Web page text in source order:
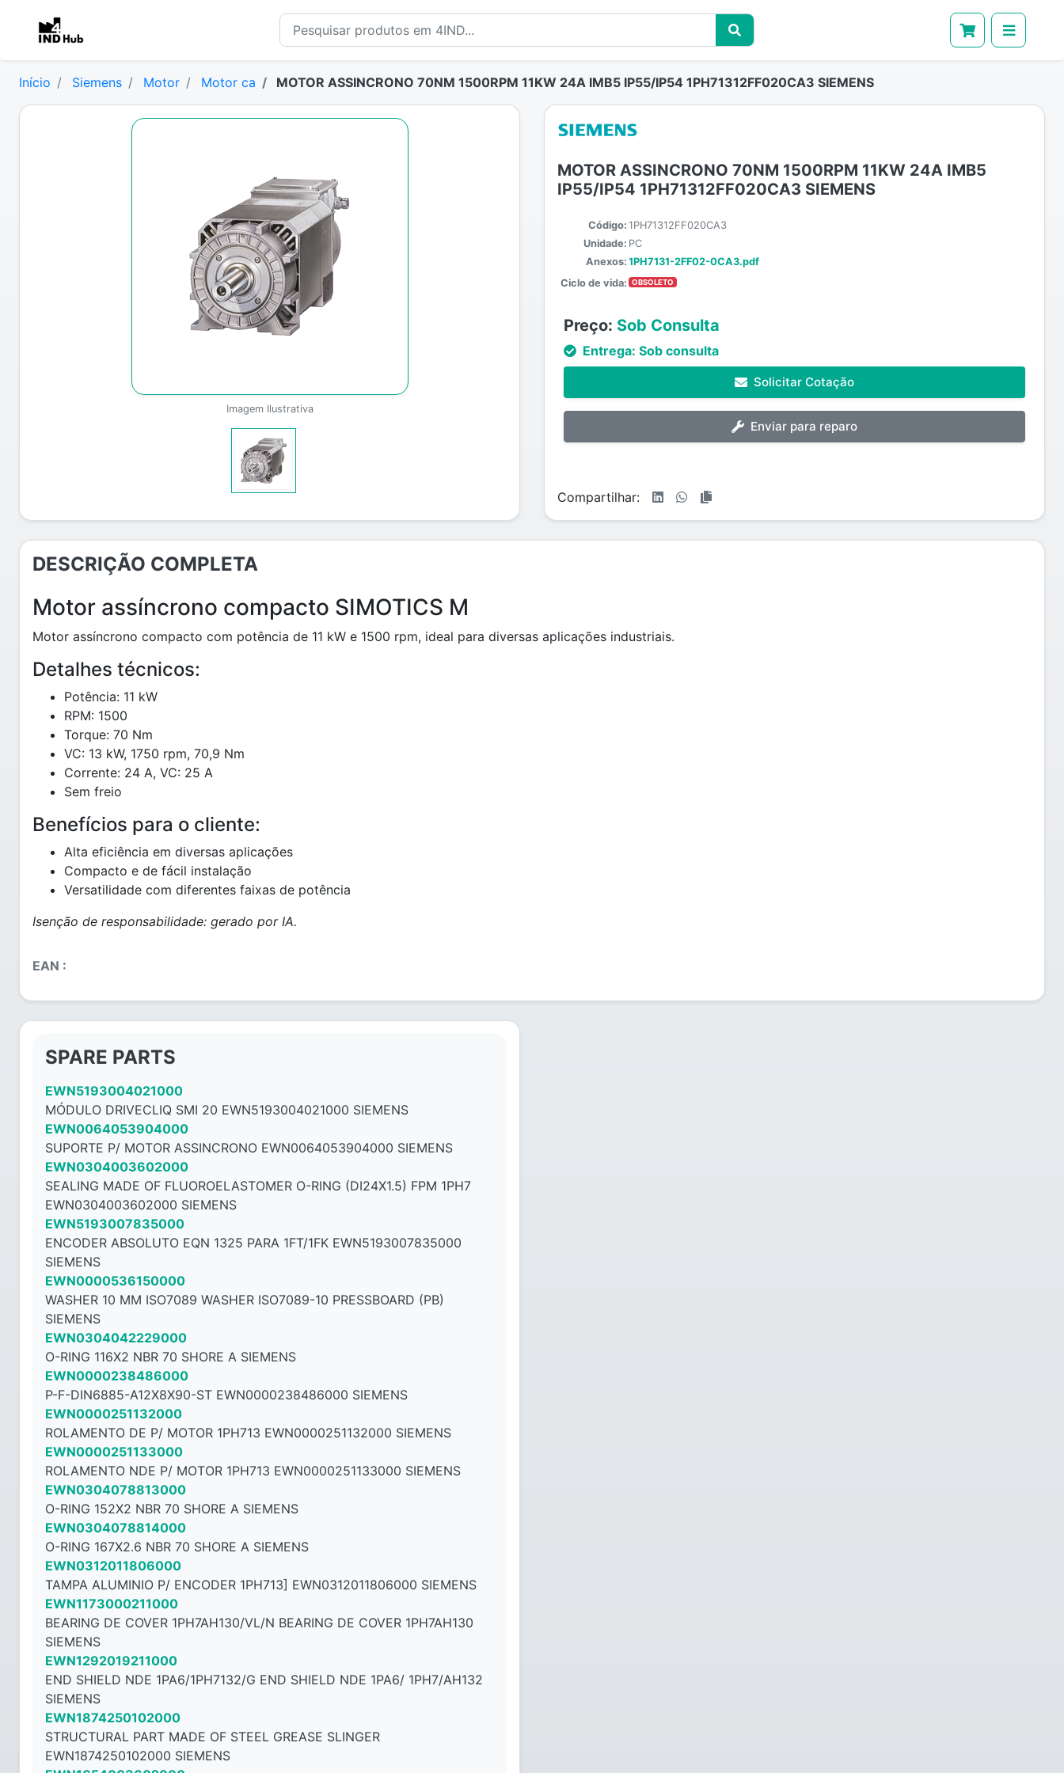
Início Siemens Motor Motor ca MOTOR ASSINCRONO 70NM 1500RPM 11KW 24A IMB5 IP55/IP54 1PH71312FF020CA3 SIEMENS
Imagem Ilustrativa
MOTOR ASSINCRONO 70NM 1500RPM 11KW 24A IMB5
IP55/IP54 1PH71312FF020CA3 SIEMENS
Código: 1PH71312FF020CA3
Unidade: PC
Anexos: 1PH7131-2FF02-0CA3.pdf
Ciclo de vida:
OBSOLETO
Preço: Sob Consulta
Entrega: Sob consulta
Solicitar Cotação
Enviar para reparo
Compartilhar:
DESCRIÇÃO COMPLETA
Motor assíncrono compacto SIMOTICS M
Motor assíncrono compacto com potência de 11 kW e 1500 rpm, ideal para diversas aplicações industriais.
Detalhes técnicos:
Potência: 11 kW
RPM: 1500
Torque: 70 Nm
VC: 13 kW, 1750 rpm, 70,9 Nm
Corrente: 24 A, VC: 25 A
Sem freio
Benefícios para o cliente:
Alta eficiência em diversas aplicações
Compacto e de fácil instalação
Versatilidade com diferentes faixas de potência
Isenção de responsabilidade: gerado por IA.
EAN :
SPARE PARTS
EWN5193004021000
MÓDULO DRIVECLIQ SMI 20 EWN5193004021000 SIEMENS
EWN0064053904000
SUPORTE P/ MOTOR ASSINCRONO EWN0064053904000 SIEMENS
EWN0304003602000
SEALING MADE OF FLUOROELASTOMER O-RING (DI24X1.5) FPM 1PH7
EWN0304003602000 SIEMENS
EWN5193007835000
ENCODER ABSOLUTO EQN 1325 PARA 1FT/1FK EWN5193007835000
SIEMENS
EWN0000536150000
WASHER 10 MM ISO7089 WASHER ISO7089-10 PRESSBOARD (PB)
SIEMENS
EWN0304042229000
O-RING 116X2 NBR 70 SHORE A SIEMENS
EWN0000238486000
P-F-DIN6885-A12X8X90-ST EWN0000238486000 SIEMENS
EWN0000251132000
ROLAMENTO DE P/ MOTOR 1PH713 EWN0000251132000 SIEMENS
EWN0000251133000
ROLAMENTO NDE P/ MOTOR 1PH713 EWN0000251133000 SIEMENS
EWN0304078813000
O-RING 152X2 NBR 70 SHORE A SIEMENS
EWN0304078814000
O-RING 167X2.6 NBR 70 SHORE A SIEMENS
EWN0312011806000
TAMPA ALUMINIO P/ ENCODER 1PH713] EWN0312011806000 SIEMENS
EWN1173000211000
BEARING DE COVER 1PH7AH130/VL/N BEARING DE COVER 1PH7AH130
SIEMENS
EWN1292019211000
END SHIELD NDE 1PA6/1PH7132/G END SHIELD NDE 1PA6/ 1PH7/AH132
SIEMENS
EWN1874250102000
STRUCTURAL PART MADE OF STEEL GREASE SLINGER
EWN1874250102000 SIEMENS